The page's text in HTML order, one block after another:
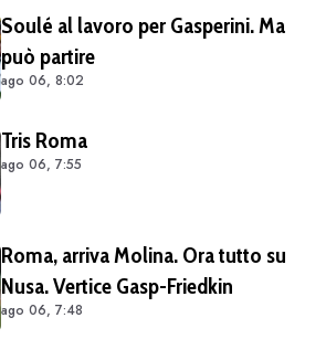
Soulé al lavoro per Gasperini. Ma
può partire
ago 06, 8:02
Tris Roma
ago 06, 7:55
Roma, arriva Molina. Ora tutto su
Nusa. Vertice Gasp-Friedkin
ago 06, 7:48